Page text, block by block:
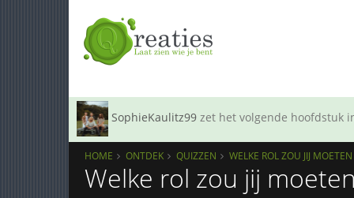
SophieKaulitz99 zet het volgende hoofdstuk
HOME ONTDEK QUIZZEN WELKE ROL ZOU JIJ
Welke rol zou jij